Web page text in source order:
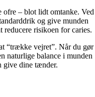
– blot lidt omtanke. Ved
og give munden
reducere risikoen for caries.
“trække vejret”. Når du gør
naturlige balance i munden
give dine tænder.